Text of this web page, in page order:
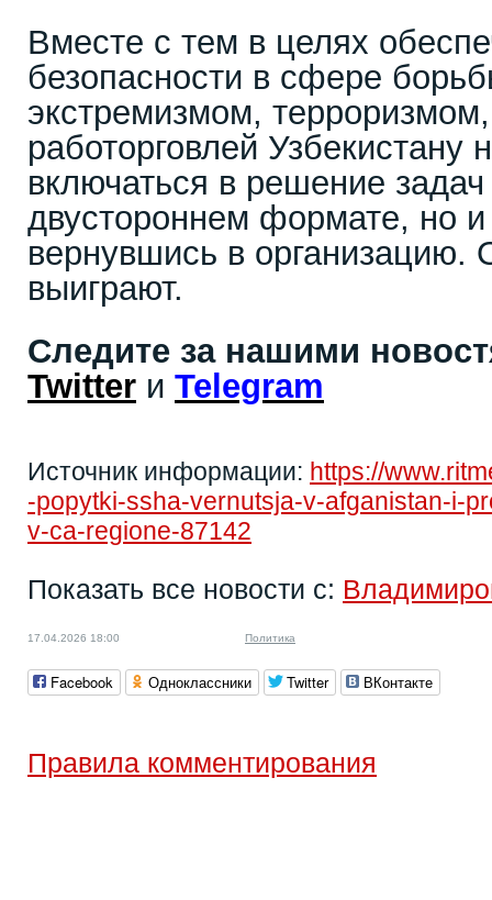
Вместе с тем в целях
безопасности в сфере
экстремизмом,
работорговлей Узбекистану
включаться в решение задач
двустороннем формате, но
вернувшись в организацию.
выиграют.
Следите за нашими
Twitter и Telegram
Источник информации: https://
-popytki-ssha-vernutsja-v-afganistan-i-
v-ca-regione-87142
Показать все новости с:
17.04.2026 18:00 Политика
Facebook Одноклассники Twitter ВКонтакте
Правила комментирования